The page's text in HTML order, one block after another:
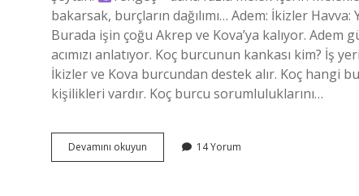
bakarsak, burçların dağılımı… Adem: İkizler
Burada işin çoğu Akrep ve Kova’ya kalıyor.
acımızı anlatıyor. Koç burcunun kankası kim? İş
İkizler ve Kova burcundan destek alır. Koç hangi
kişilikleri vardır. Koç burcu sorumluluklarını…
Devamını okuyun
Burcu
14 Yorum